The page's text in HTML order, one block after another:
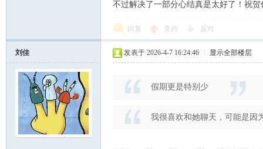
不过解决了一部分心结真是太好了！祝贺
回复 支持 反对
刘佳 发表于 2026-4-7 16:24:46 显示全部楼层
假期更是特别少
我很喜欢和她聊天，可能是因